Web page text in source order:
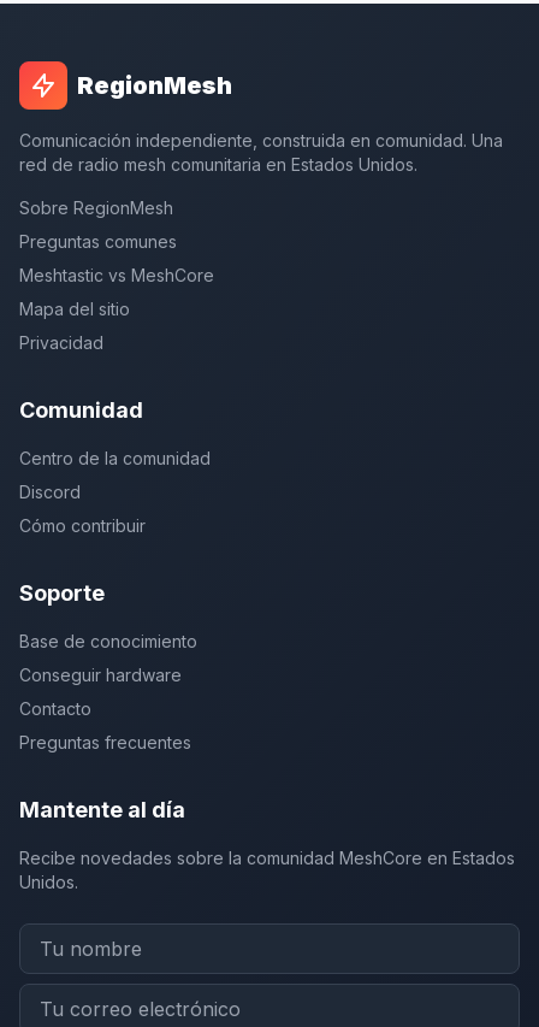
RegionMesh
Comunicación independiente, construida en comunidad. Una
red de radio mesh comunitaria en Estados Unidos.
Sobre RegionMesh
Preguntas comunes
Meshtastic vs MeshCore
Mapa del sitio
Privacidad
Comunidad
Centro de la comunidad
Discord
Cómo contribuir
Soporte
Base de conocimiento
Conseguir hardware
Contacto
Preguntas frecuentes
Mantente al día
Recibe novedades sobre la comunidad MeshCore en Estados
Unidos.